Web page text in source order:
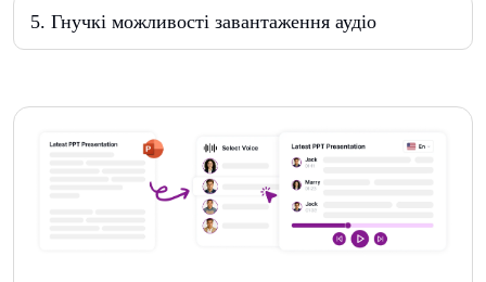
5. Гнучкі можливості завантаження аудіо